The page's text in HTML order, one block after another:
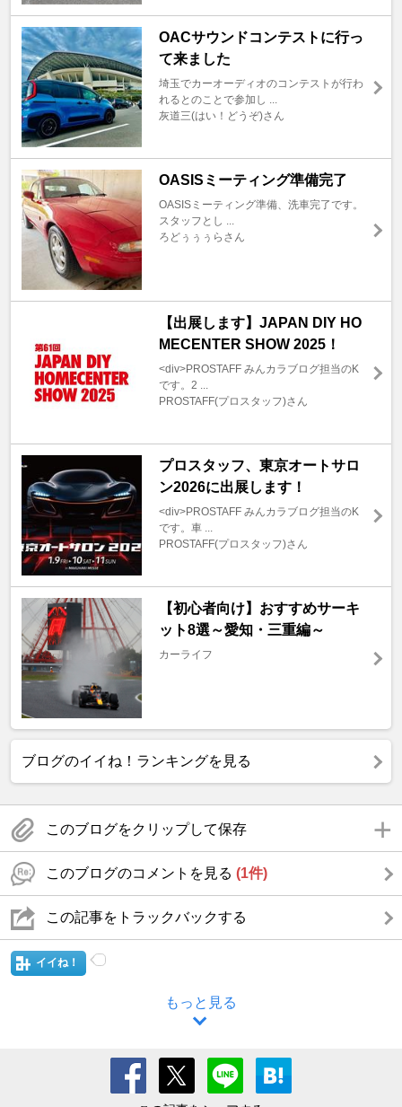
OACサウンドコンテストに行っ
て来ました
埼玉でカーオーディオのコンテストが行わ
れるとのことで参加し ...
灰道三(はい！どうぞ)さん
OASISミーティング準備完了
OASISミーティング準備、洗車完了です。
スタッフとし ...
ろどぅぅぅらさん
【出展します】JAPAN DIY HO
MECENTER SHOW 2025！
<div>PROSTAFF みんカラブログ担当のK
です。2 ...
PROSTAFF(プロスタッフ)さん
プロスタッフ、東京オートサロ
ン2026に出展します！
<div>PROSTAFF みんカラブログ担当のK
です。車 ...
PROSTAFF(プロスタッフ)さん
【初心者向け】おすすめサーキ
ット8選～愛知・三重編～
カーライフ
ブログのイイね！ランキングを見る
このブログをクリップして保存
このブログのコメントを見る (1件)
この記事をトラックバックする
イイね！
もっと見る